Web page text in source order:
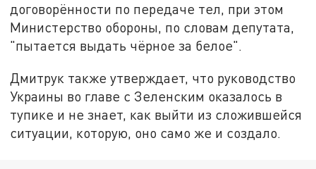
договорённости по передаче тел, при этом
Министерство обороны, по словам депутата,
"пытается выдать чёрное за белое".
Дмитрук также утверждает, что руководство
Украины во главе с Зеленским оказалось в
тупике и не знает, как выйти из сложившейся
ситуации, которую, оно само же и создало.